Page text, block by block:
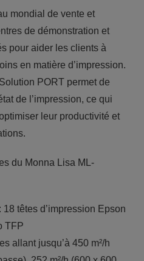
mondial de vente et
de démonstration et
pour aider les clients à
en matière d’impression.
PORT permet de
de l’impression, ce qui
leur productivité et
du Monna Lisa ML-
18 têtes d’impression Epson
TFP
allant jusqu’à 450 m²/h